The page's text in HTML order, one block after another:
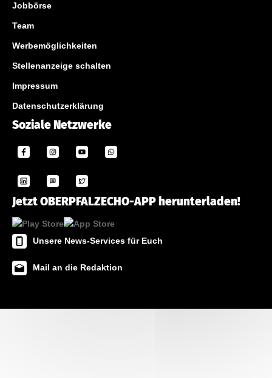
Jobbörse
Team
Werbemöglichkeiten
Stellenanzeige schalten
Impressum
Datenschutzerklärung
Soziale Netzwerke
Jetzt OBERPFALZECHO-APP herunterladen!
Unsere News-Services für Euch
Mail an die Redaktion